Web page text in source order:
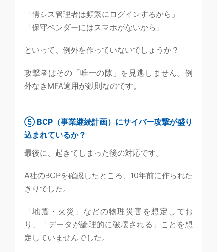
「情シス管理者は頻繁にログインするから」
「保守ベンダーにはスマホがないから」
といって、例外を作っていないでしょうか？
攻撃者はその「唯一の隙」を見逃しません。例
外なきMFA適用が鉄則なのです。
⑤ BCP（事業継続計画）にサイバー攻撃が盛り
込まれているか？
最後に、起きてしまった後の対応です。
A社のBCPを確認したところ、10年前に作られた
きりでした。
「地震・火災」などの物理災害を想定してお
り、「データが論理的に破壊される」ことを想
定していませんでした。